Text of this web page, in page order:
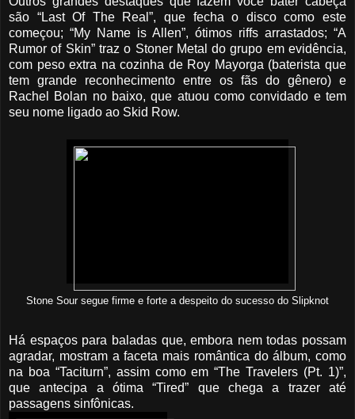
são “Last Of The Real”, que fecha o disco como este
começou; “My Name is Allen”, ótimos riffs arrastados; “A
Rumor of Skin” traz o Stoner Metal do grupo em evidência,
com peso extra na cozinha de Roy Mayorga (baterista que
tem grande reconhecimento entre os fãs do gênero) e
Rachel Bolan no baixo, que atuou como convidado e tem
seu nome ligado ao Skid Row.
Stone Sour segue firme e forte a despeito do sucesso do Slipknot
Há espaços para baladas que, embora nem todas possam
agradar, mostram a faceta mais romântica do álbum, como
na boa “Taciturn”, assim como em “The Travelers (Pt. 1)”,
que antecipa a ótima “Tired” que chega a trazer até
passagens sinfônicas.